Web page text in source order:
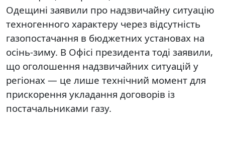
Одещині заявили про надзвичайну ситуацію
техногенного характеру через відсутність
газопостачання в бюджетних установах на
осінь-зиму. В Офісі президента тоді заявили,
що оголошення надзвичайних ситуацій у
регіонах — це лише технічний момент для
прискорення укладання договорів із
постачальниками газу.